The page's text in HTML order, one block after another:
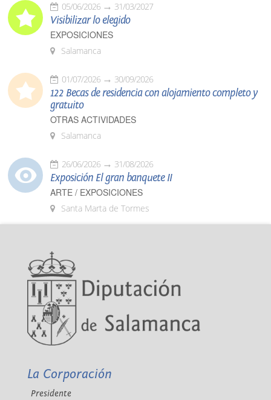
05/06/2026 31/03/2027
Visibilizar lo elegido
EXPOSICIONES
Salamanca
01/07/2026 30/09/2026
122 Becas de residencia con alojamiento completo y
gratuito
OTRAS ACTIVIDADES
Salamanca
26/06/2026 31/08/2026
Exposición El gran banquete II
ARTE / EXPOSICIONES
Santa Marta de Tormes
La Corporación
Presidente